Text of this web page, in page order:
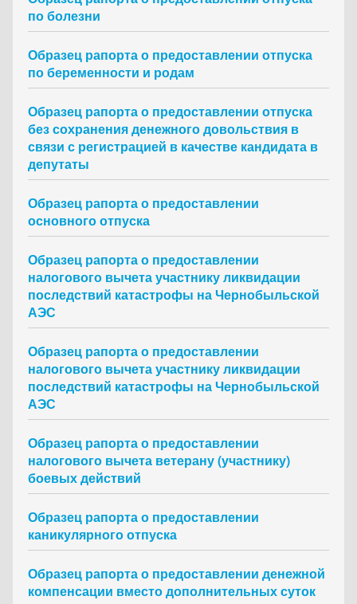
по болезни
Образец рапорта о предоставлении отпуска
по беременности и родам
Образец рапорта о предоставлении отпуска
без сохранения денежного довольствия в
связи с регистрацией в качестве кандидата в
депутаты
Образец рапорта о предоставлении
основного отпуска
Образец рапорта о предоставлении
налогового вычета участнику ликвидации
последствий катастрофы на Чернобыльской
АЭС
Образец рапорта о предоставлении
налогового вычета участнику ликвидации
последствий катастрофы на Чернобыльской
АЭС
Образец рапорта о предоставлении
налогового вычета ветерану (участнику)
боевых действий
Образец рапорта о предоставлении
каникулярного отпуска
Образец рапорта о предоставлении денежной
компенсации вместо дополнительных суток